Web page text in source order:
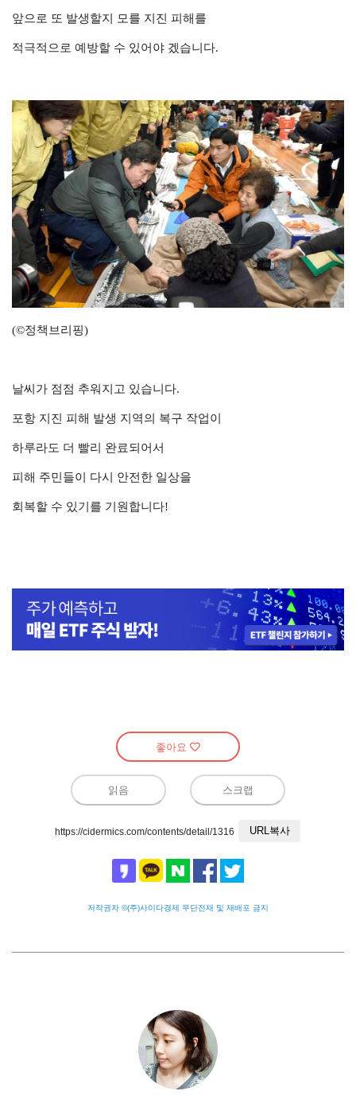
앞으로 또 발생할지 모를 지진 피해를
적극적으로 예방할 수 있어야 겠습니다.
(©정책브리핑)
날씨가 점점 추워지고 있습니다.
포항 지진 피해 발생 지역의 복구 작업이
하루라도 더 빨리 완료되어서
피해 주민들이 다시 안전한 일상을
회복할 수 있기를 기원합니다!
좋아요
읽음 스크랩
https://cidermics.com/contents/detail/1316 URL복사
저작권자 ©(주)사이다경제 무단전재 및 재배포 금지